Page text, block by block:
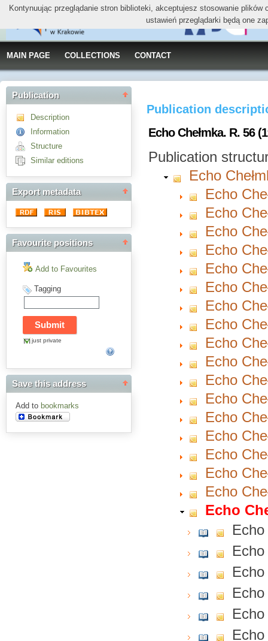
MAIN PAGE COLLECTIONS CONTACT
Publication
Description
Information
Structure
Similar editions
Export metadata
Favourite positions
Add to Favourites
Tagging
just private
Save this address
Add to bookmarks
Publication
Echo Chełmka. R. 56
Publication
Echo
Echo
Echo
Echo
Echo
Echo
Echo
Echo
Echo
Echo
Echo
Echo
Echo
Echo
Echo
Echo
Echo
Echo
Echo
Kontynuując przeglądanie stron biblioteki, akceptujesz stosowanie
ustawień przeglądarki będą one